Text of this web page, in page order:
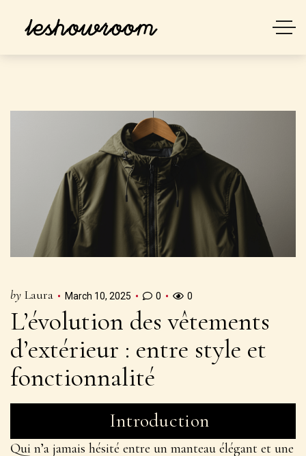
by Laura March 10, 2025 0 0
L’évolution des vêtements
d’extérieur : entre style et
fonctionnalité
Introduction
Qui n’a jamais hésité entre un manteau élégant et une